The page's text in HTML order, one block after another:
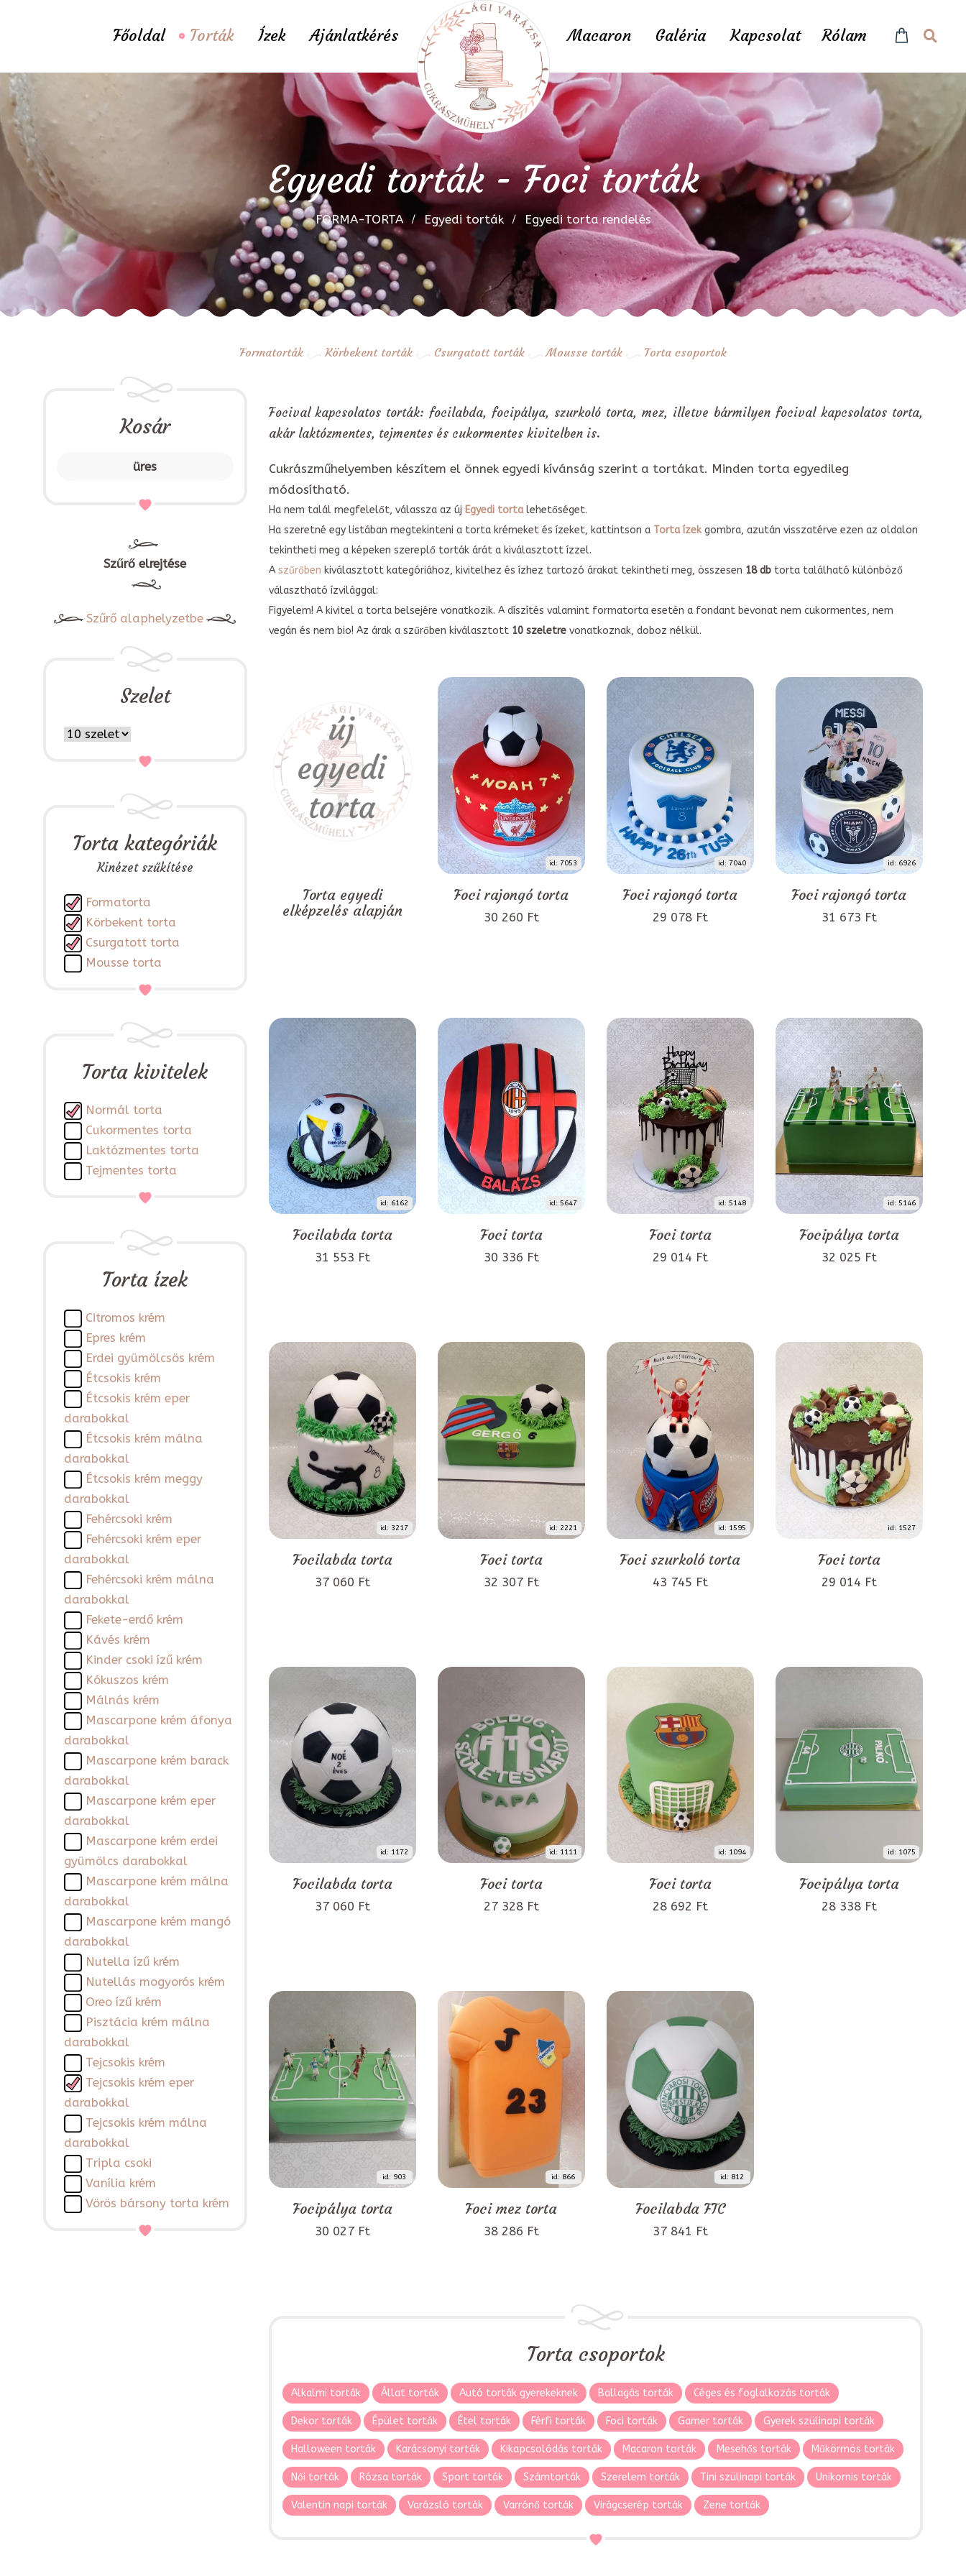
Főoldal Torták Ízek Ajánlatkérés Macaron Galéria Kapcsolat Rólam
Egyedi torták - Foci torták
FORMA-TORTA Egyedi torták Egyedi torta rendelés
Formatorták Körbekent torták Csurgatott torták Mousse torták Torta csoportok
Kosár
üres
Szűrő elrejtése
Szűrő alaphelyzetbe
Szelet
Torta kategóriák
Kinézet szűkítése
Formatorta
Körbekent torta
Csurgatott torta
Mousse torta
Torta kivitelek
Normál torta
Cukormentes torta
Laktózmentes torta
Tejmentes torta
Torta ízek
Citromos krém
Epres krém
Erdei gyümölcsös krém
Étcsokis krém
Étcsokis krém eper
darabokkal
Étcsokis krém málna
darabokkal
Étcsokis krém meggy
darabokkal
Fehércsoki krém
Fehércsoki krém eper
darabokkal
Fehércsoki krém málna
darabokkal
Fekete-erdő krém
Kávés krém
Kinder csoki ízű krém
Kókuszos krém
Málnás krém
Mascarpone krém áfonya
darabokkal
Mascarpone krém barack
darabokkal
Mascarpone krém eper
darabokkal
Mascarpone krém erdei
gyümölcs darabokkal
Mascarpone krém málna
darabokkal
Mascarpone krém mangó
darabokkal
Nutella ízű krém
Nutellás mogyorós krém
Oreo ízű krém
Pisztácia krém málna
darabokkal
Tejcsokis krém
Tejcsokis krém eper
darabokkal
Tejcsokis krém málna
darabokkal
Tripla csoki
Vanília krém
Vörös bársony torta krém
Focival kapcsolatos torták: focilabda, focipálya, szurkoló torta, mez, illetve bármilyen focival kapcsolatos torta,
akár laktózmentes, tejmentes és cukormentes kivitelben is.
Cukrászműhelyemben készítem el önnek egyedi kívánság szerint a tortákat. Minden torta egyedileg
módosítható.
Ha nem talál megfelelőt, válassza az új Egyedi tortalehetőséget.
Ha szeretné egy listában megtekinteni a torta krémeket és ízeket, kattintson a Torta ízekgombra, azután visszatérve ezen az oldalon
tekintheti meg a képeken szereplő torták árát a kiválasztott ízzel.
A szűrőben kiválasztott kategóriához, kivitelhez és ízhez tartozó árakat tekintheti meg, összesen 18 dbtorta található különböző
választható ízvilággal:
Figyelem! A kivitel a torta belsejére vonatkozik. A díszítés valamint formatorta esetén a fondant bevonat nem cukormentes, nem
vegán és nem bio! Az árak a szűrőben kiválasztott 10 szeletrevonatkoznak, doboz nélkül.
Torta egyedi
elképzelés alapján
id: 7053
Foci rajongó torta
30 260 Ft
id: 7040
Foci rajongó torta
29 078 Ft
id: 6926
Foci rajongó torta
31 673 Ft
id: 6162
Focilabda torta
31 553 Ft
id: 5647
Foci torta
30 336 Ft
id: 5148
Foci torta
29 014 Ft
id: 5146
Focipálya torta
32 025 Ft
id: 3217
Focilabda torta
37 060 Ft
id: 2221
Foci torta
32 307 Ft
id: 1595
Foci szurkoló torta
43 745 Ft
id: 1527
Foci torta
29 014 Ft
id: 1172
Focilabda torta
37 060 Ft
id: 1111
Foci torta
27 328 Ft
id: 1094
Foci torta
28 692 Ft
id: 1075
Focipálya torta
28 338 Ft
id: 903
Focipálya torta
30 027 Ft
id: 866
Foci mez torta
38 286 Ft
id: 812
Focilabda FTC
37 841 Ft
Torta csoportok
Alkalmi torták Állat torták Autó torták gyerekeknek Ballagás torták Céges és foglalkozás torták
Dekor torták Épület torták Étel torták Férfi torták Foci torták Gamer torták Gyerek szülinapi torták
Halloween torták Karácsonyi torták Kikapcsolódás torták Macaron torták Mesehős torták Műkörmös torták
Női torták Rózsa torták Sport torták Számtorták Szerelem torták Tini szülinapi torták Unikornis torták
Valentin napi torták Varázsló torták Varrónő torták Virágcserép torták Zene torták